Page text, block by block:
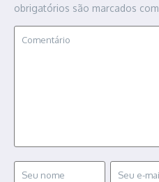
obrigatórios são marcados com